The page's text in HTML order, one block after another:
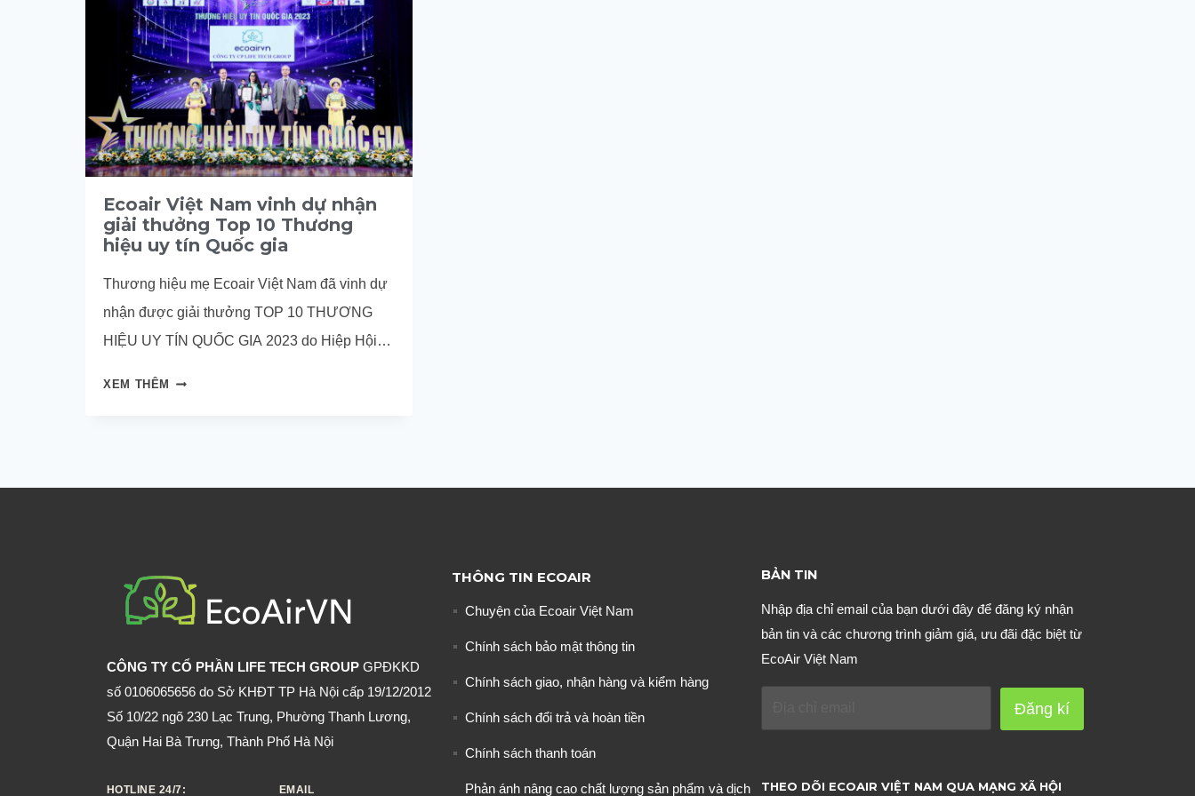
Ecoair Việt Nam vinh dự nhận
giải thưởng Top 10 Thương
hiệu uy tín Quốc gia
Thương hiệu mẹ Ecoair Việt Nam đã vinh dự
nhận được giải thưởng TOP 10 THƯƠNG
HIỆU UY TÍN QUỐC GIA 2023 do Hiệp Hội
XEM THÊM
ECOAIR
NHẬN
10
THƯƠNG
HIỆU
TÍN
QUỐC
GIA
CÔNG TY CỔ PHẦN LIFE TECH GROUP GPĐKKD
số 0106065656 do Sở KHĐT TP Hà Nội cấp 19/12/2012
Số 10/22 ngõ 230 Lạc Trung, Phường Thanh Lương,
Quận Hai Bà Trưng, Thành Phố Hà Nội
HOTLINE 24/7: EMAIL
THÔNG TIN ECOAIR
Chuyện của Ecoair Việt Nam
Chính sách bảo mật thông tin
Chính sách giao, nhận hàng và kiểm hàng
Chính sách đổi trả và hoàn tiền
Chính sách thanh toán
Phản ánh nâng cao chất lượng sản phẩm và dịch
BẢN TIN
Nhập địa chỉ email của bạn dưới đây để đăng ký nhận
bản tin và các chương trình giảm giá, ưu đãi đặc biệt từ
EcoAir Việt Nam
Đăng kí
THEO DÕI ECOAIR VIỆT NAM QUA MẠNG XÃ HỘI